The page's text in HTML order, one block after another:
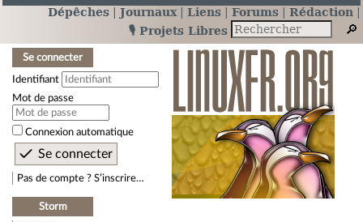
Dépêches Journaux Liens Forums
Rédaction
🎙️ Projets Libres
Se connecter
Identifiant
Mot de passe
Connexion automatique
Pas de compte ? S’inscrire…
Storm